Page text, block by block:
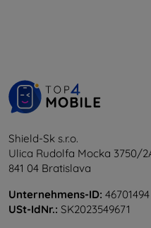
Shield-Sk s.r.o.
Ulica Rudolfa Mocka 3750/
841 04 Bratislava
Unternehmens-ID: 46701494
USt-IdNr.: SK2023549671